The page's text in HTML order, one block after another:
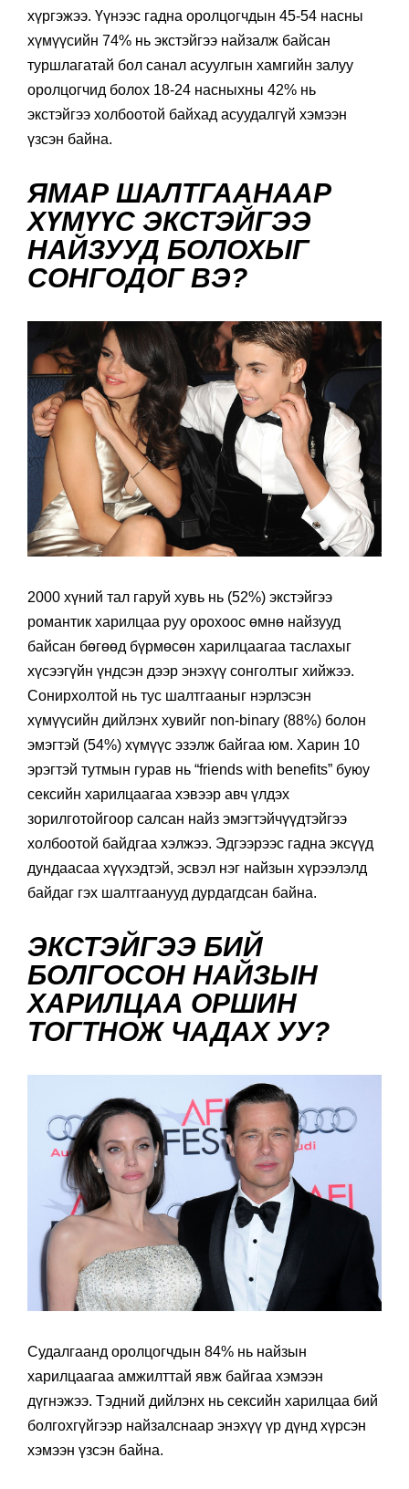
хүргэжээ. Үүнээс гадна оролцогчдын 45-54 насны
хүмүүсийн 74% нь экстэйгээ найзалж байсан
туршлагатай бол санал асуулгын хамгийн залуу
оролцогчид болох 18-24 насныхны 42% нь
экстэйгээ холбоотой байхад асуудалгүй хэмээн
үзсэн байна.
ЯМАР ШАЛТГААНААР
ХҮМҮҮС ЭКСТЭЙГЭЭ
НАЙЗУУД БОЛОХЫГ
СОНГОДОГ ВЭ?
2000 хүний тал гаруй хувь нь (52%) экстэйгээ
романтик харилцаа руу орохоос өмнө найзууд
байсан бөгөөд бүрмөсөн харилцаагаа таслахыг
хүсээгүйн үндсэн дээр энэхүү сонголтыг хийжээ.
Сонирхолтой нь тус шалтгааныг нэрлэсэн
хүмүүсийн дийлэнх хувийг non-binary (88%) болон
эмэгтэй (54%) хүмүүс эзэлж байгаа юм. Харин 10
эрэгтэй тутмын гурав нь “friends with benefits” буюу
сексийн харилцаагаа хэвээр авч үлдэх
зорилготойгоор салсан найз эмэгтэйчүүдтэйгээ
холбоотой байдгаа хэлжээ. Эдгээрээс гадна эксүүд
дундаасаа хүүхэдтэй, эсвэл нэг найзын хүрээлэлд
байдаг гэх шалтгаанууд дурдагдсан байна.
ЭКСТЭЙГЭЭ БИЙ
БОЛГОСОН НАЙЗЫН
ХАРИЛЦАА ОРШИН
ТОГТНОЖ ЧАДАХ УУ?
Судалгаанд оролцогчдын 84% нь найзын
харилцаагаа амжилттай явж байгаа хэмээн
дүгнэжээ. Тэдний дийлэнх нь сексийн харилцаа бий
болгохгүйгээр найзалснаар энэхүү үр дүнд хүрсэн
хэмээн үзсэн байна.